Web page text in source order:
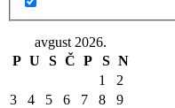
avgust 2026.
P U S Č P S N
1
2
3
4 5 6 7 8
9